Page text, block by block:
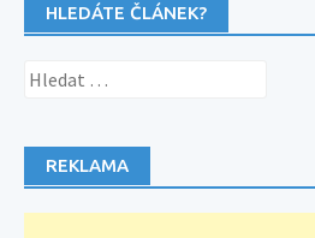
HLEDÁTE ČLÁNEK?
Vyhledávání
REKLAMA